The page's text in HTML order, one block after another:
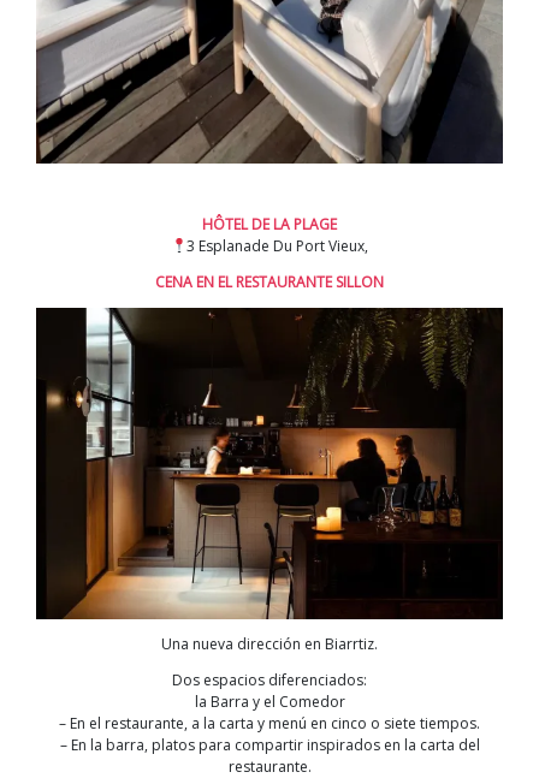
HÔTEL DE LA PLAGE
3 Esplanade Du Port Vieux,
CENA EN EL RESTAURANTE SILLON
Una nueva dirección en Biarrtiz.
Dos espacios diferenciados:
la Barra y el Comedor
– En el restaurante, a la carta y menú en cinco o siete tiempos.
– En la barra, platos para compartir inspirados en la carta del
restaurante.